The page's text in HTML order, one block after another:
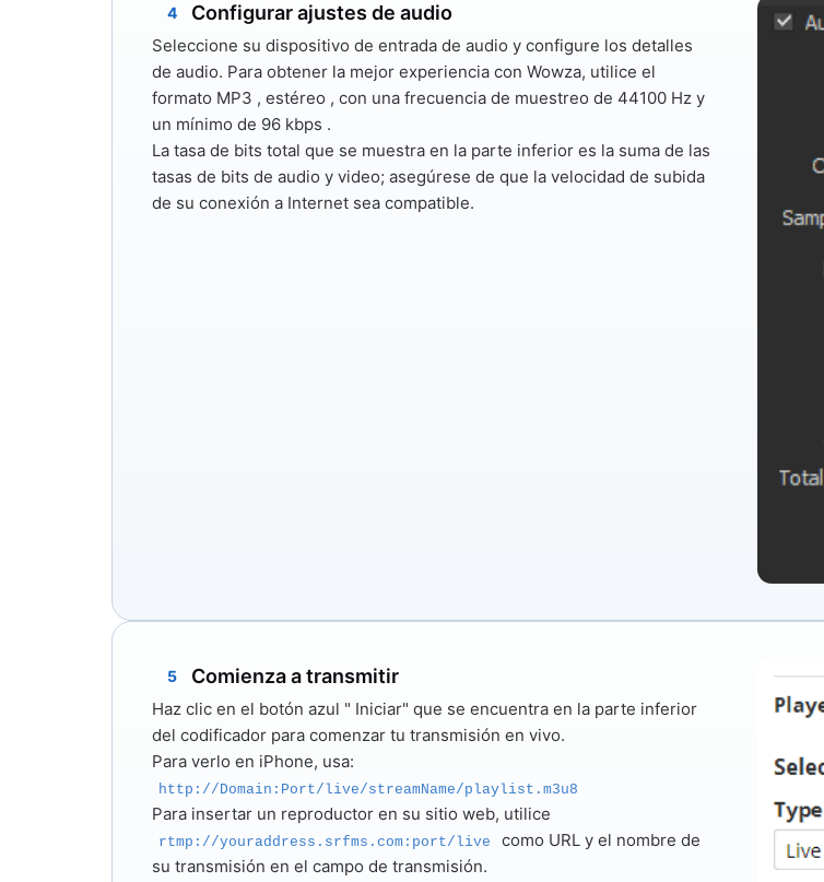
4 Configurar ajustes de audio
Seleccione su dispositivo de entrada de audio y configure los detalles
de audio. Para obtener la mejor experiencia con Wowza, utilice el
formato MP3 , estéreo , con una frecuencia de muestreo de 44100 Hz y
un mínimo de 96 kbps .
La tasa de bits total que se muestra en la parte inferior es la suma de las
tasas de bits de audio y video; asegúrese de que la velocidad de subida
de su conexión a Internet sea compatible.
5 Comienza a transmitir
Haz clic en el botón azul " Iniciar" que se encuentra en la parte inferior
del codificador para comenzar tu transmisión en vivo.
Para verlo en iPhone, usa:
http://Domain:Port/live/streamName/playlist.m3u8
Para insertar un reproductor en su sitio web, utilice
rtmp://youraddress.srfms.com:port/live
como URL y el nombre de
su transmisión en el campo de transmisión.